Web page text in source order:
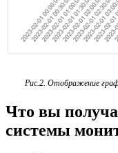
Рис.2. Отображение
Что вы
системы